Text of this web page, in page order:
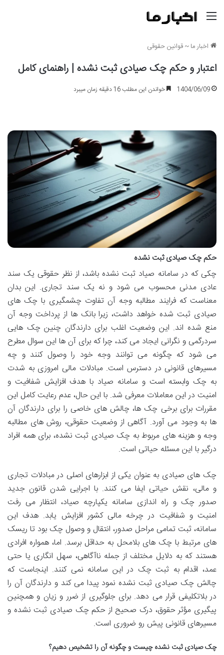
اخبار ما~قوانین حقوقی
اعتبار و حکم چک صیادی ثبت نشده | راهنمای کامل
1404/06/09 خواندن این مطلب 16 دقیقه زمان میبرد
حکم چک صیادی ثبت نشده
چکی که در سامانه صیاد ثبت نشده باشد، از نظر حقوقی یک سند
عادی مدنی محسوب می شود و نه یک سند تجاری. این بدان
معناست که فرایند مطالبه وجه آن تفاوت چشمگیری با چک های
صیادی ثبت شده خواهد داشت، زیرا بانک ها از پرداخت وجه آن
منع شده اند. این وضعیت اغلب برای دارندگان چنین چک هایی
سردرگمی و نگرانی ایجاد می کند، چرا که برای آن ها این سوال مطرح
می شود که چگونه می توانند وجه خود را وصول کنند و چه
مسیرهای قانونی در دسترس است. مبادلات مالی امروزی به شدت
به چک وابسته است و سامانه صیاد با هدف افزایش شفافیت و
امنیت در این معاملات معرفی شد. با این حال، عدم رعایت کامل این
مقررات برای برخی چک ها، چالش های خاصی را برای دارندگان آن
ها به وجود می آورد. آگاهی از وضعیت حقوقی، روش های مطالبه
وجه و هزینه های مربوط به چک صیادی ثبت نشده، برای همه افراد
درگیر با این مسئله حیاتی است.
چک های صیادی به عنوان یکی از ابزارهای اصلی در مبادلات تجاری
و مالی، نقش حیاتی ایفا می کنند. با اجرایی شدن قانون جدید
صدور چک و راه اندازی سامانه یکپارچه صیاد، انتظار می رفت
امنیت و شفافیت در چرخه مالی کشور افزایش یابد. هدف این
سامانه، ثبت تمامی مراحل صدور، انتقال و وصول چک بود تا ریسک
های مرتبط با چک های بلامحل به حداقل برسد. اما، همواره افرادی
هستند که به دلایل مختلف از جمله ناآگاهی، سهل انگاری یا حتی
عمد، اقدام به ثبت چک در این سامانه نمی کنند. اینجاست که
چالش چک صیادی ثبت نشده نمود پیدا می کند و دارندگان آن را
در بلاتکلیفی قرار می دهد. برای جلوگیری از ضرر و زیان و همچنین
پیگیری مؤثر حقوق، درک صحیح از حکم چک صیادی ثبت نشده و
مسیرهای قانونی پیش رو ضروری است.
چک صیادی ثبت نشده چیست و چگونه آن را تشخیص دهیم؟